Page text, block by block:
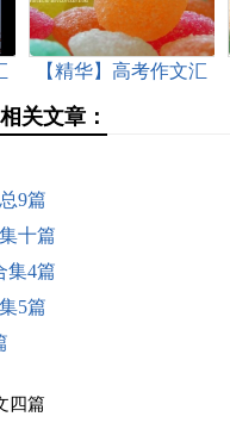
【精华】高考作文汇
关文章：
9篇
十篇
集4篇
5篇
四篇